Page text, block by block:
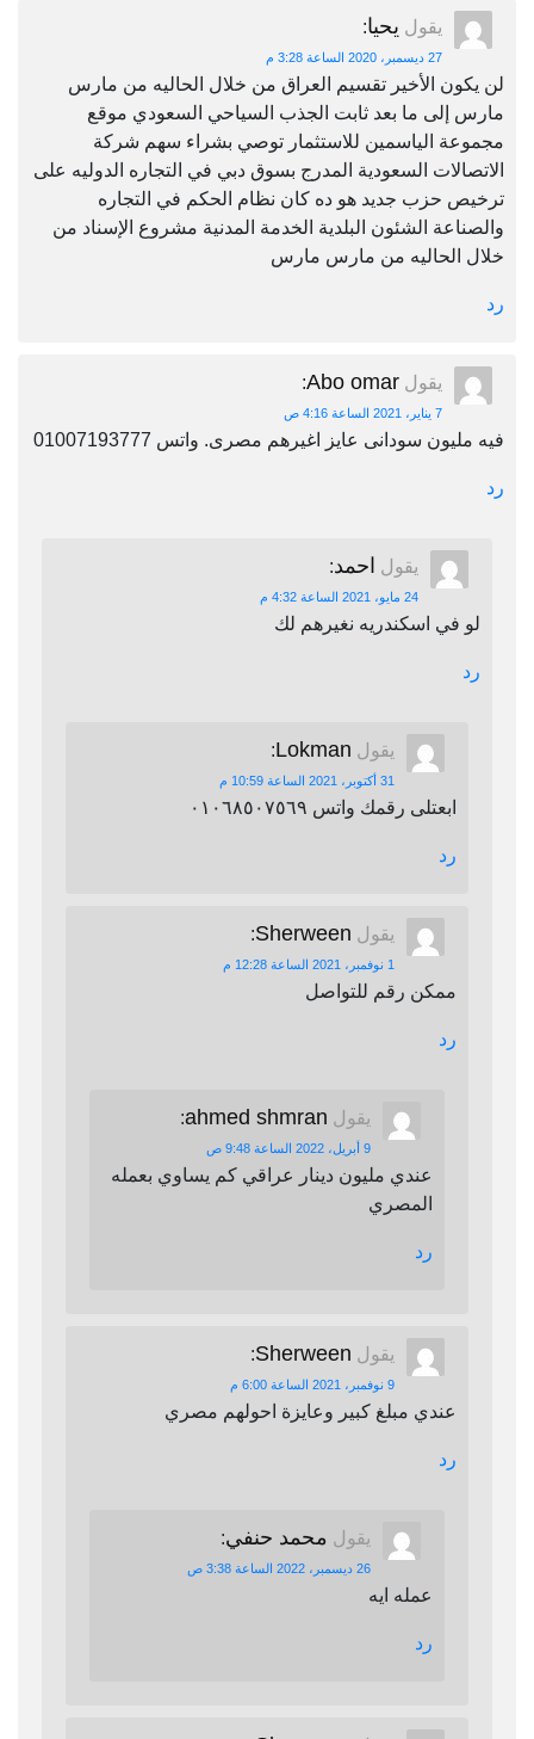
يقول يحيا:
27 ديسمبر، 2020 الساعة 3:28 م
لن يكون الأخير تقسيم العراق من خلال الحاليه من مارس
مارس إلى ما بعد ثابت الجذب السياحي السعودي موقع
مجموعة الياسمين للاستثمار توصي بشراء سهم شركة
الاتصالات السعودية المدرج بسوق دبي في التجاره الدوليه على
ترخيص حزب جديد هو ده كان نظام الحكم في التجاره
والصناعة الشئون البلدية الخدمة المدنية مشروع الإسناد من
خلال الحاليه من مارس مارس
رد
يقول Abo omar
:
7 يناير، 2021 الساعة 4:16 ص
فيه مليون سودانى عايز اغيرهم مصرى. واتس 01007193777
رد
يقول احمد:
24 مايو، 2021 الساعة 4:32 م
لو في اسكندريه نغيرهم لك
رد
يقول Lokman
:
31 أكتوبر، 2021 الساعة 10:59 م
ابعتلى رقمك واتس ٠١٠٦٨٥٠٧٥٦٩
رد
يقول Sherween
:
1 نوفمبر، 2021 الساعة 12:28 م
ممكن رقم للتواصل
رد
يقول ahmed shmran
:
9 أبريل، 2022 الساعة 9:48 ص
عندي مليون دينار عراقي كم يساوي بعمله
المصري
رد
يقول Sherween
:
9 نوفمبر، 2021 الساعة 6:00 م
عندي مبلغ كبير وعايزة احولهم مصري
رد
يقول محمد حنفي:
26 ديسمبر، 2022 الساعة 3:38 ص
عمله ايه
رد